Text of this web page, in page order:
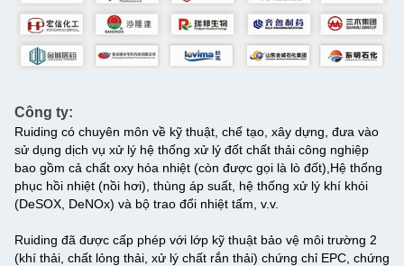
Công ty:
Ruiding có chuyên môn về kỹ thuật, chế tạo, xây dựng, đưa vào
sử dụng dịch vụ xử lý hệ thống xử lý đốt chất thải công nghiệp
bao gồm cả chất oxy hóa nhiệt (còn được gọi là lò đốt),Hệ thống
phục hồi nhiệt (nồi hơi), thùng áp suất, hệ thống xử lý khí khói
(DeSOX, DeNOx) và bộ trao đổi nhiệt tấm, v.v.
Ruiding đã được cấp phép với lớp kỹ thuật bảo vệ môi trường 2
(khí thải, chất lỏng thải, xử lý chất rắn thải) chứng chỉ EPC, chứng